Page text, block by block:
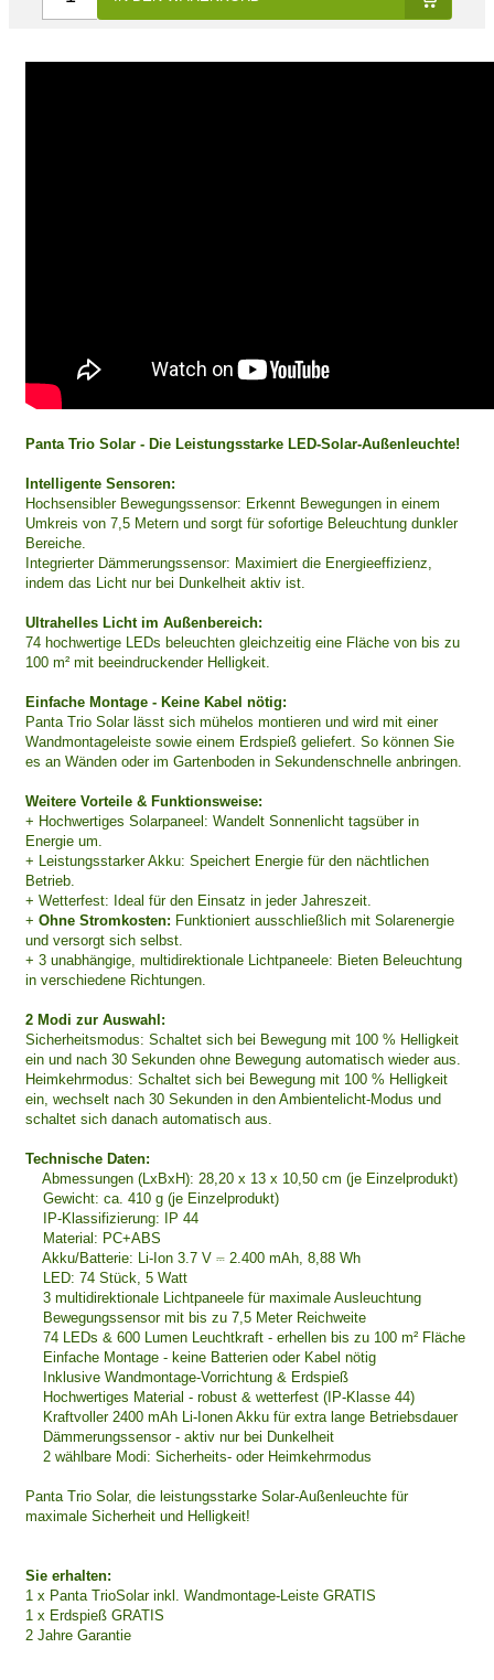
Panta Trio Solar - Die Leistungsstarke LED-Solar-Außenleuchte!
Intelligente Sensoren:
Hochsensibler Bewegungssensor: Erkennt Bewegungen in einem
Umkreis von 7,5 Metern und sorgt für sofortige Beleuchtung dunkler
Bereiche.
Integrierter Dämmerungssensor: Maximiert die Energieeffizienz,
indem das Licht nur bei Dunkelheit aktiv ist.
Ultrahelles Licht im Außenbereich:
74 hochwertige LEDs beleuchten gleichzeitig eine Fläche von bis zu
100 m² mit beeindruckender Helligkeit.
Einfache Montage - Keine Kabel nötig:
Panta Trio Solar lässt sich mühelos montieren und wird mit einer
Wandmontageleiste sowie einem Erdspieß geliefert. So können Sie
es an Wänden oder im Gartenboden in Sekundenschnelle anbringen.
Weitere Vorteile & Funktionsweise:
+ Hochwertiges Solarpaneel: Wandelt Sonnenlicht tagsüber in
Energie um.
+ Leistungsstarker Akku: Speichert Energie für den nächtlichen
Betrieb.
+ Wetterfest: Ideal für den Einsatz in jeder Jahreszeit.
+ Ohne Stromkosten: Funktioniert ausschließlich mit Solarenergie
und versorgt sich selbst.
+ 3 unabhängige, multidirektionale Lichtpaneele: Bieten Beleuchtung
in verschiedene Richtungen.
2 Modi zur Auswahl:
Sicherheitsmodus: Schaltet sich bei Bewegung mit 100 % Helligkeit
ein und nach 30 Sekunden ohne Bewegung automatisch wieder aus.
Heimkehrmodus: Schaltet sich bei Bewegung mit 100 % Helligkeit
ein, wechselt nach 30 Sekunden in den Ambientelicht-Modus und
schaltet sich danach automatisch aus.
Technische Daten:
Abmessungen (LxBxH): 28,20 x 13 x 10,50 cm (je Einzelprodukt)
Gewicht: ca. 410 g (je Einzelprodukt)
IP-Klassifizierung: IP 44
Material: PC+ABS
Akku/Batterie: Li-Ion 3.7 V ⎓ 2.400 mAh, 8,88 Wh
LED: 74 Stück, 5 Watt
3 multidirektionale Lichtpaneele für maximale Ausleuchtung
Bewegungssensor mit bis zu 7,5 Meter Reichweite
74 LEDs & 600 Lumen Leuchtkraft - erhellen bis zu 100 m² Fläche
Einfache Montage - keine Batterien oder Kabel nötig
Inklusive Wandmontage-Vorrichtung & Erdspieß
Hochwertiges Material - robust & wetterfest (IP-Klasse 44)
Kraftvoller 2400 mAh Li-Ionen Akku für extra lange Betriebsdauer
Dämmerungssensor - aktiv nur bei Dunkelheit
2 wählbare Modi: Sicherheits- oder Heimkehrmodus
Panta Trio Solar, die leistungsstarke Solar-Außenleuchte für
maximale Sicherheit und Helligkeit!
Sie erhalten:
1 x Panta TrioSolar inkl. Wandmontage-Leiste GRATIS
1 x Erdspieß GRATIS
2 Jahre Garantie